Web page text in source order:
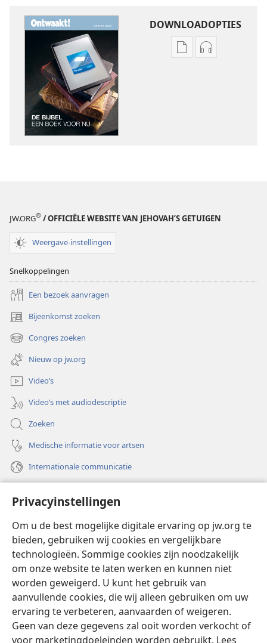
Privacyinstellingen
Om u de best mogelijke digitale ervaring op jw.org te
bieden, gebruiken wij cookies en vergelijkbare
technologieën. Sommige cookies zijn noodzakelijk
om onze website te laten werken en kunnen niet
worden geweigerd. U kunt het gebruik van
aanvullende cookies, die wij alleen gebruiken om uw
ervaring te verbeteren, aanvaarden of weigeren.
Geen van deze gegevens zal ooit worden verkocht of
voor marketingdoeleinden worden gebruikt. Lees
DOWNLOADOPTIES
Downloadopties
JW.ORG® / OFFICIËLE WEBSITE VAN JEHOVAH’S GETUIGEN
Weergave-instellingen
Snelkoppelingen
Een bezoek aanvragen
Bijeenkomst zoeken
(opent
nieuw
venster)
Congres zoeken
(opent
nieuw
venster)
Nieuw op jw.org
Video’s
Video’s met audiodescriptie
Zoeken
Medische informatie voor artsen
Internationale communicatie
(opent
nieuw
venster)Watchtower ONLINE LIBRARY™
(opent
nieuw
venster)JW Hub ®
(opent
nieuw
venster)
®
Watchtower Library